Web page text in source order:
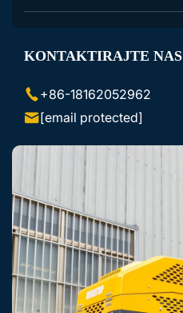
KONTAKTIRAJTE NAS
+86-18162052962
[email protected]